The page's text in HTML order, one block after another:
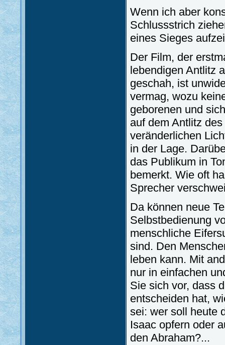
Wenn ich aber
Schlussstrich
eines Sieges
Der Film, der
lebendigen Antlitz
geschah, ist
vermag, wozu
geborenen und
auf dem Antlitz
veränderlichen
in der Lage.
das Publikum in
bemerkt. Wie oft
Sprecher
Da können neue
Selbstbedienung
menschliche
sind. Den
leben kann. Mit
nur in einfachen
Sie sich vor, dass
entscheiden hat,
sei: wer soll heute
Isaac opfern oder
den Abraham?...